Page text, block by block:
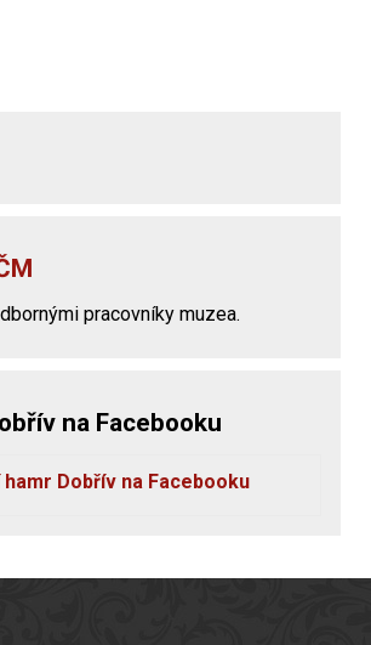
pracovníky muzea.
na Facebooku
hamr Dobřív na Facebooku